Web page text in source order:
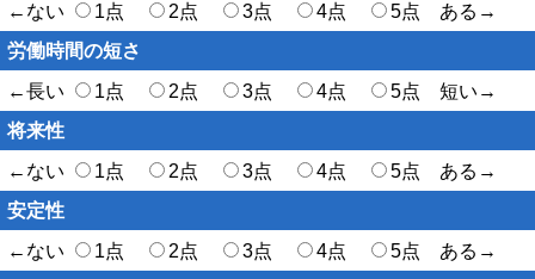
←ない
1点 2点 3点 4点
5点 ある→
労働時間の短さ
←長い
1点 2点 3点 4点
5点 短い→
将来性
←ない
1点 2点 3点 4点
5点 ある→
安定性
←ない
1点 2点 3点 4点
5点 ある→